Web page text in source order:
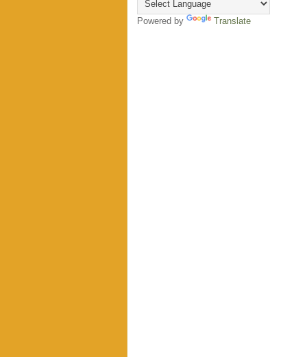
Powered by Translate